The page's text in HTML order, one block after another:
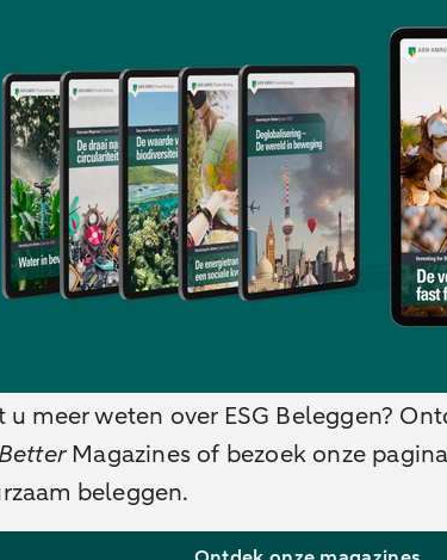
u meer weten over ESG Beleggen?
Magazines of bezoek onze
beleggen.